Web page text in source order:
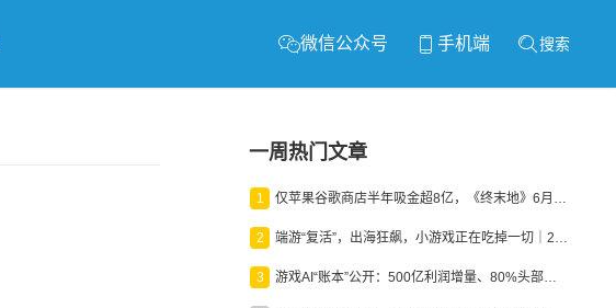
微信公众号 手机端 搜索
一周热门文章
1 仅苹果谷歌商店半年吸金超8亿，《终末地》6月份收入显著回暖
2 端游“复活”，出海狂飙，小游戏正在吃掉一切｜2026上半年产业报告
3 游戏AI“账本”公开：500亿利润增量、80%头部入局，谁在闷声发财？